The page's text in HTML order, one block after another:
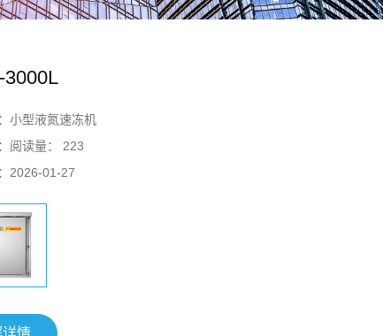
小型液氮速冻机
阅读量： 223
2026-01-27
详情